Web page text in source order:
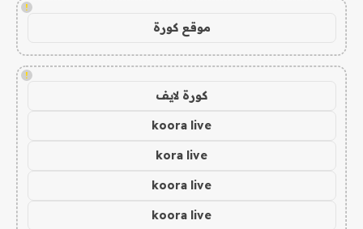
!
موقع كورة
!
كورة لايف
koora live
kora live
koora live
koora live